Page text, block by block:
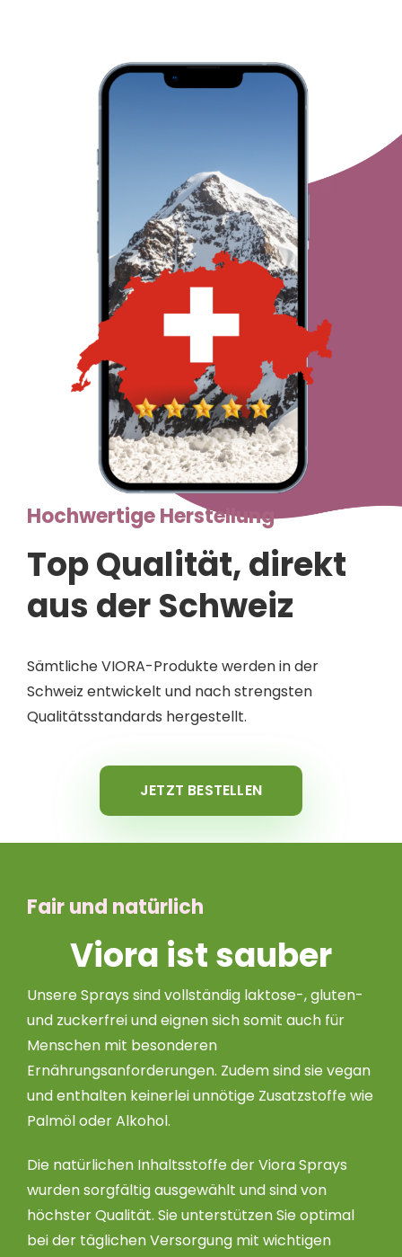
Hochwertige Herstellung
Top Qualität, direkt
aus der Schweiz
Sämtliche VIORA-Produkte werden in der
Schweiz entwickelt und nach strengsten
Qualitätsstandards hergestellt.
JETZT BESTELLEN
Fair und natürlich
Viora ist sauber
Unsere Sprays sind vollständig laktose-, gluten-
und zuckerfrei und eignen sich somit auch für
Menschen mit besonderen
Ernährungsanforderungen. Zudem sind sie vegan
und enthalten keinerlei unnötige Zusatzstoffe wie
Palmöl oder Alkohol.
Die natürlichen Inhaltsstoffe der Viora Sprays
wurden sorgfältig ausgewählt und sind von
höchster Qualität. Sie unterstützen Sie optimal
bei der täglichen Versorgung mit wichtigen